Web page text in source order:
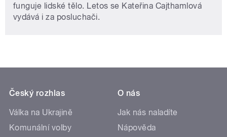
funguje lidské tělo. Letos se Kateřina Cajthamlová
vydává i za posluchači.
Český rozhlas
Válka na Ukrajině
Komunální volby
O nás
Jak nás naladíte
Nápověda